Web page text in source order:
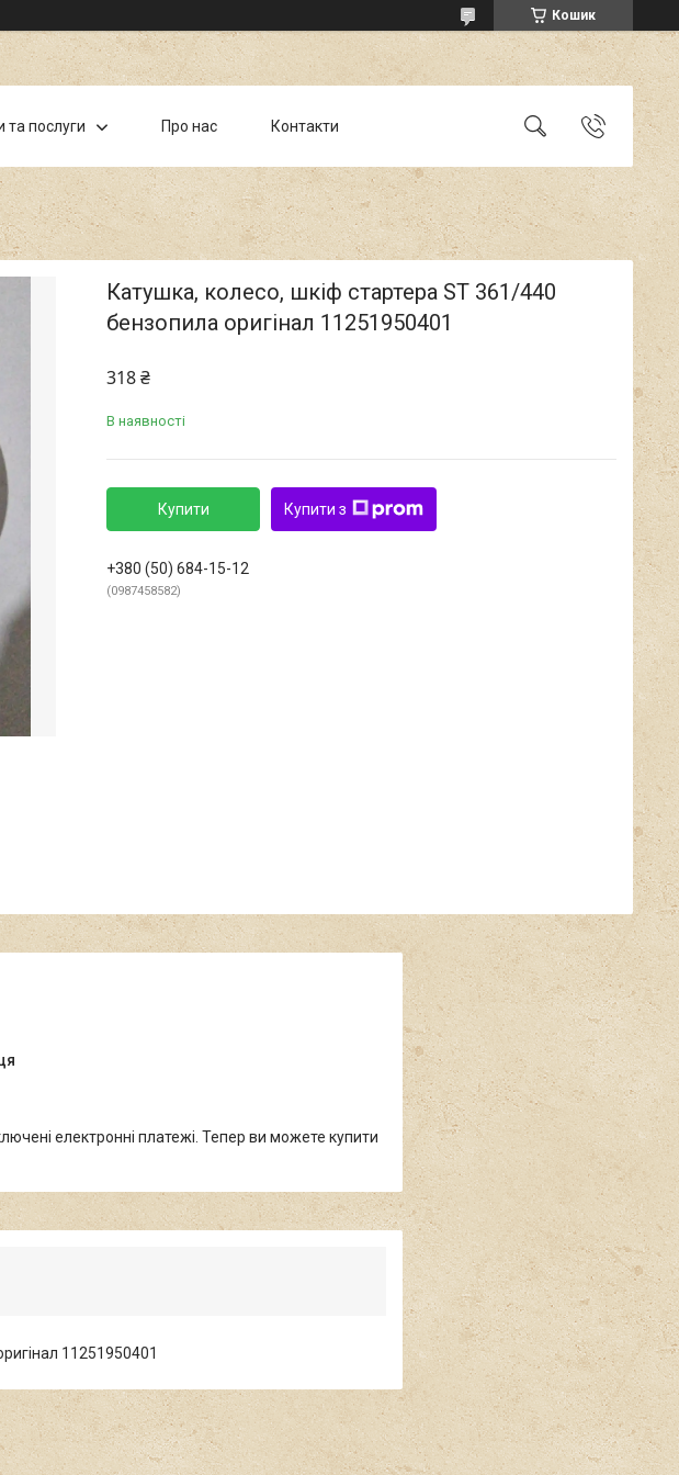
Кошик
та послуги Про нас Контакти
Катушка, колесо, шкіф стартера ST 361/440
бензопила оригінал 11251950401
318 ₴
В наявності
Купити Купити з
+380 (50) 684-15-12
0987458582
електронні платежі. Тепер ви можете купити
11251950401